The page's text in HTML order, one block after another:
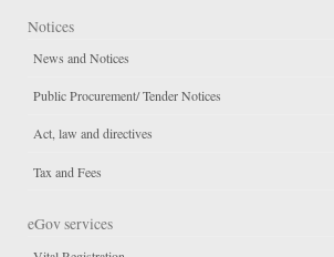
Notices
News and Notices
Public Procurement/ Tender Notices
Act, law and directives
Tax and Fees
eGov services